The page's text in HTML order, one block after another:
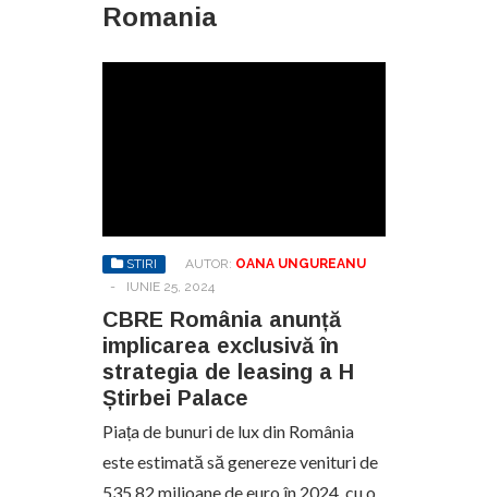
Romania
STIRI AUTOR: OANA UNGUREANU
-
IUNIE 25, 2024
CBRE România anunță
implicarea exclusivă în
strategia de leasing a H
Știrbei Palace
Piața de bunuri de lux din România
este estimată să genereze venituri de
535,82 milioane de euro în 2024, cu o